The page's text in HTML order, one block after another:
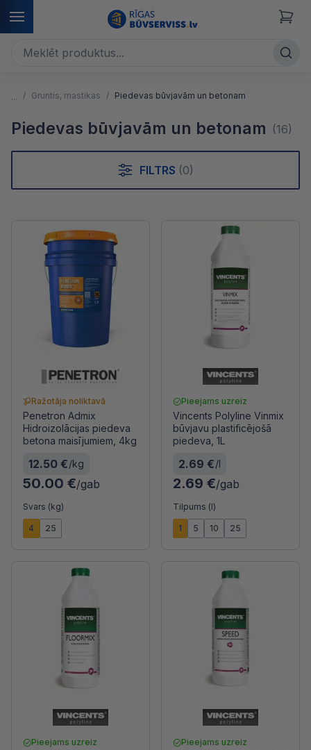
Gruntis, mastikas Piedevas būvjavām un betonam
Piedevas būvjavām un betonam (16)
FILTRS (0)
Ražotāja noliktavā
Penetron Admix
Hidroizolācijas piedeva
betona maisījumiem, 4kg
12.50 €/kg
50.00 €/gab
Svars (kg)
4 25
Pieejams uzreiz
Vincents Polyline Vinmix
būvjavu plastificējošā
piedeva, 1L
2.69 €/l
2.69 €/gab
Tilpums (l)
1 5 10 25
Pieejams uzreiz Pieejams uzreiz